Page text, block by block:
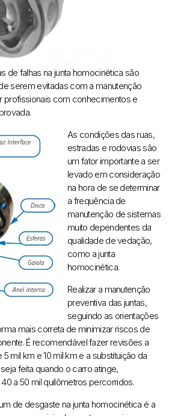
de falhas na junta homocinética são
serem evitadas com a manutenção
profissionais com conhecimentos e
As condições das ruas,
estradas e rodovias são
um fator importante a ser
levado em consideração
na hora de se determinar
a frequência de
manutenção de sistemas
muito dependentes da
qualidade de vedação,
como a junta
homocinética.
Realizar a manutenção
preventiva das juntas,
seguindo as orientações
mais correta de minimizar riscos de
É recomendável fazer revisões a
mil km e 10 mil km e a substituição da
feita quando o carro atinge,
a 50 mil quilômetros percorridos.
de desgaste na junta homocinética é a